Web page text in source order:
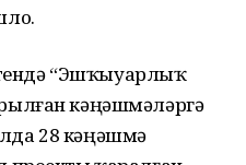
“Эшҡыуарлыҡ
кәңәшмәләргә
28 кәңәшмә